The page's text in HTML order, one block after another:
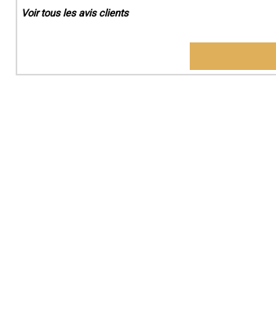
Voir tous les avis clients